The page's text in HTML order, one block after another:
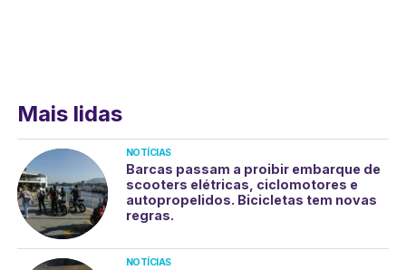
Mais lidas
NOTÍCIAS
Barcas passam a proibir embarque de
scooters elétricas, ciclomotores e
autopropelidos. Bicicletas tem novas
regras.
NOTÍCIAS